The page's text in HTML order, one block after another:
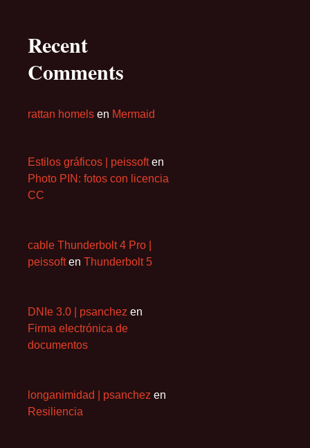
Recent
Comments
rattan homels en Mermaid
Estilos gráficos | peissoften
Photo PIN: fotos con licencia
CC
cable Thunderbolt 4 Pro |
peissoften Thunderbolt 5
DNIe 3.0 | psanchez en
Firma electrónica de
documentos
longanimidad | psanchez en
Resiliencia